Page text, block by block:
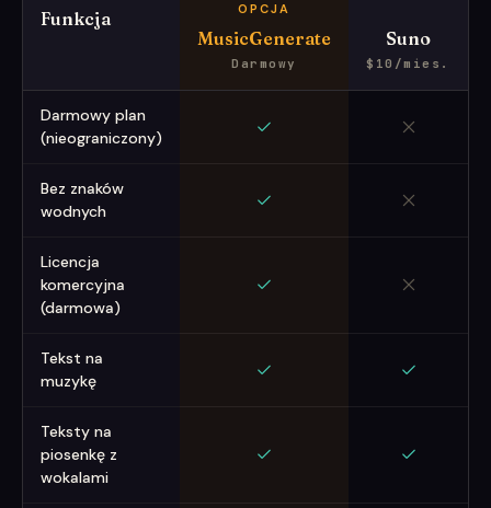
Funkcja
OPCJA
MusicGenerate
Darmowy
Suno
$10/mies.
Darmowy plan
(nieograniczony)
Bez znaków
wodnych
Licencja
komercyjna
(darmowa)
Tekst na
muzykę
Teksty na
piosenkę z
wokalami